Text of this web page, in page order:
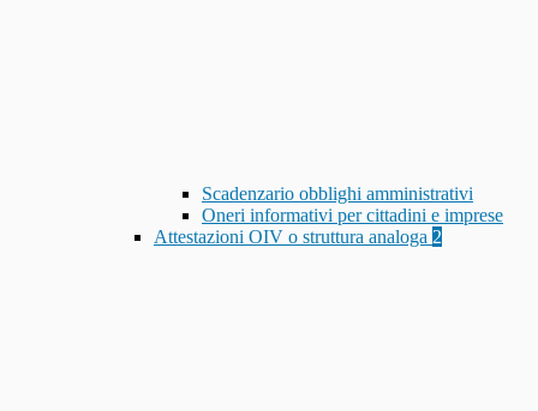
Scadenzario obblighi amministrativi
Oneri informativi per cittadini e imprese
Attestazioni OIV o struttura analoga 2